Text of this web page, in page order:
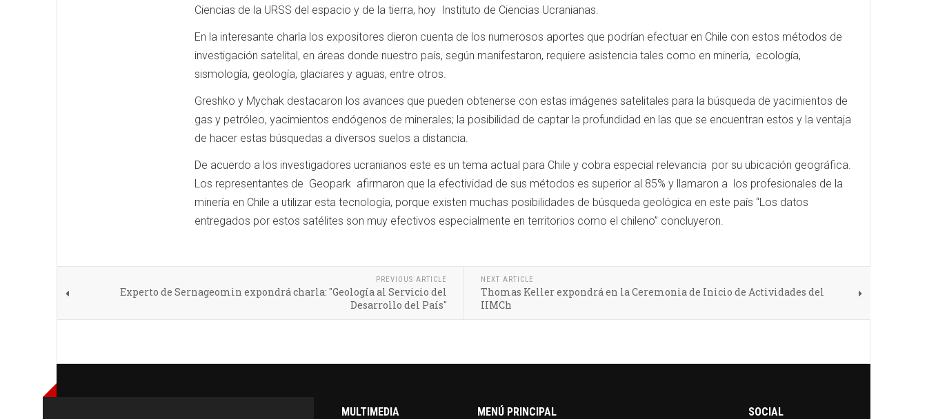
Ciencias de la URSS del espacio y de la tierra, hoy Instituto de Ciencias Ucranianas.
En la interesante charla los expositores dieron cuenta de los numerosos aportes que podrían efectuar en Chile con estos métodos de
investigación satelital, en áreas donde nuestro país, según manifestaron, requiere asistencia tales como en minería, ecología,
sismología, geología, glaciares y aguas, entre otros.
Greshko y Mychak destacaron los avances que pueden obtenerse con estas imágenes satelitales para la búsqueda de yacimientos de
gas y petróleo, yacimientos endógenos de minerales; la posibilidad de captar la profundidad en las que se encuentran estos y la ventaja
de hacer estas búsquedas a diversos suelos a distancia.
De acuerdo a los investigadores ucranianos este es un tema actual para Chile y cobra especial relevancia por su ubicación geográfica.
Los representantes de Geopark afirmaron que la efectividad de sus métodos es superior al 85% y llamaron a los profesionales de la
minería en Chile a utilizar esta tecnología, porque existen muchas posibilidades de búsqueda geológica en este país “Los datos
entregados por estos satélites son muy efectivos especialmente en territorios como el chileno” concluyeron.
PREVIOUS ARTICLE
Experto de Sernageomin expondrá charla: "Geología al Servicio del
Desarrollo del País"
NEXT ARTICLE
Thomas Keller expondrá en la Ceremonia de Inicio de Actividades del
IIMCh
MULTIMEDIA MENÚ PRINCIPAL SOCIAL